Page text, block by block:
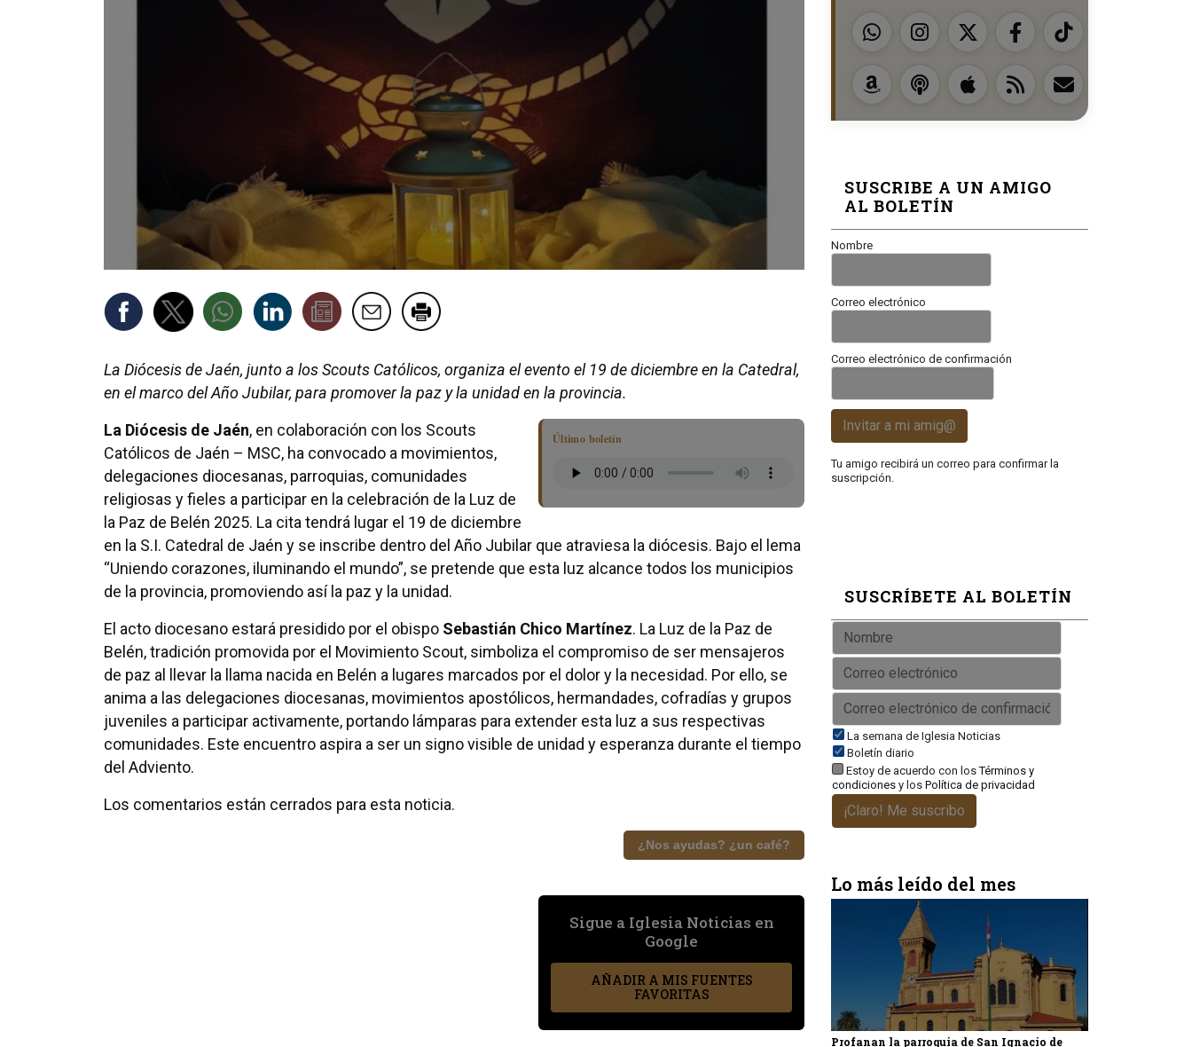
La Diócesis de Jaén, junto a los Scouts Católicos, organiza el evento el 19 de diciembre en la Catedral,
en el marco del Año Jubilar, para promover la paz y la unidad en la provincia.
Último boletín
La Diócesis de Jaén, en colaboración con los Scouts
Católicos de Jaén – MSC, ha convocado a movimientos,
delegaciones diocesanas, parroquias, comunidades
religiosas y fieles a participar en la celebración de la Luz de
la Paz de Belén 2025. La cita tendrá lugar el 19 de diciembre
en la S.I. Catedral de Jaén y se inscribe dentro del Año Jubilar que atraviesa la diócesis. Bajo el lema
“Uniendo corazones, iluminando el mundo”, se pretende que esta luz alcance todos los municipios
de la provincia, promoviendo así la paz y la unidad.
El acto diocesano estará presidido por el obispo Sebastián Chico Martínez. La Luz de la Paz de
Belén, tradición promovida por el Movimiento Scout, simboliza el compromiso de ser mensajeros
de paz al llevar la llama nacida en Belén a lugares marcados por el dolor y la necesidad. Por ello, se
anima a las delegaciones diocesanas, movimientos apostólicos, hermandades, cofradías y grupos
juveniles a participar activamente, portando lámparas para extender esta luz a sus respectivas
comunidades. Este encuentro aspira a ser un signo visible de unidad y esperanza durante el tiempo
del Adviento.
Los comentarios están cerrados para esta noticia.
¿Nos ayudas? ¿un café?
Sigue a Iglesia Noticias en
Google
AÑADIR A MIS FUENTES
FAVORITAS
SUSCRIBE A UN AMIGO
AL BOLETÍN
Nombre
Correo electrónico
Correo electrónico de confirmación
Invitar a mi amig@
Tu amigo recibirá un correo para confirmar la
suscripción.
SUSCRÍBETE AL BOLETÍN
La semana de Iglesia Noticias
Boletín diario
Estoy de acuerdo con losTérminos y
condiciones y los Política de privacidad
¡Claro! Me suscribo
Lo más leído del mes
Profanan la parroquia de San Ignacio de